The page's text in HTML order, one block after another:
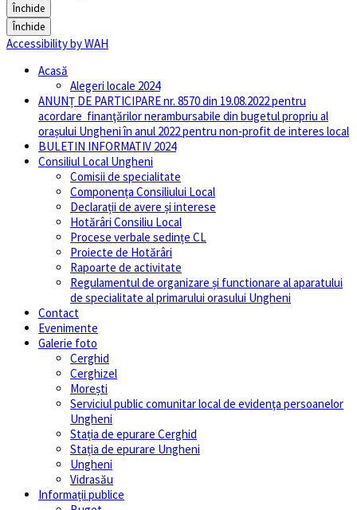
Închide
Închide
Accessibility by WAH
Acasă
Alegeri locale 2024
ANUNȚ DE PARTICIPARE nr. 8570 din 19.08.2022 pentru
acordare finanţărilor nerambursabile din bugetul propriu al
orașului Ungheni în anul 2022 pentru non-profit de interes local
BULETIN INFORMATIV 2024
Consiliul Local Ungheni
Comisii de specialitate
Componența Consiliului Local
Declarații de avere și interese
Hotărâri Consiliu Local
Procese verbale sedințe CL
Proiecte de Hotărâri
Rapoarte de activitate
Regulamentul de organizare și functionare al aparatului
de specialitate al primarului orasului Ungheni
Contact
Evenimente
Galerie foto
Cerghid
Cerghizel
Morești
Serviciul public comunitar local de evidenţa persoanelor
Ungheni
Stația de epurare Cerghid
Stația de epurare Ungheni
Ungheni
Vidrasău
Informații publice